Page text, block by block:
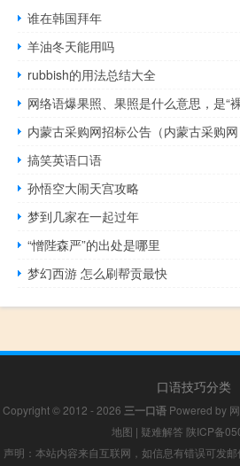
谁在韩国拜年
羊油冬天能用吗
rubbish的用法总结大全
网络语爆果照、果照是什么意思，是“
内蒙古采购网招标公告（内蒙古采购网
搞笑英语口语
孙悟空大闹天宫攻略
梦到几家在一起过年
“憎陛森严”的出处是哪里
梦幻西游 怎么刷帮贡最快
口语技巧分类
Copyright © 2012 - 2026 三一口语 Powered by
地图 | 疑难解答 陕ICP备
声明：本站内容来自互联网，如信息有错误可发